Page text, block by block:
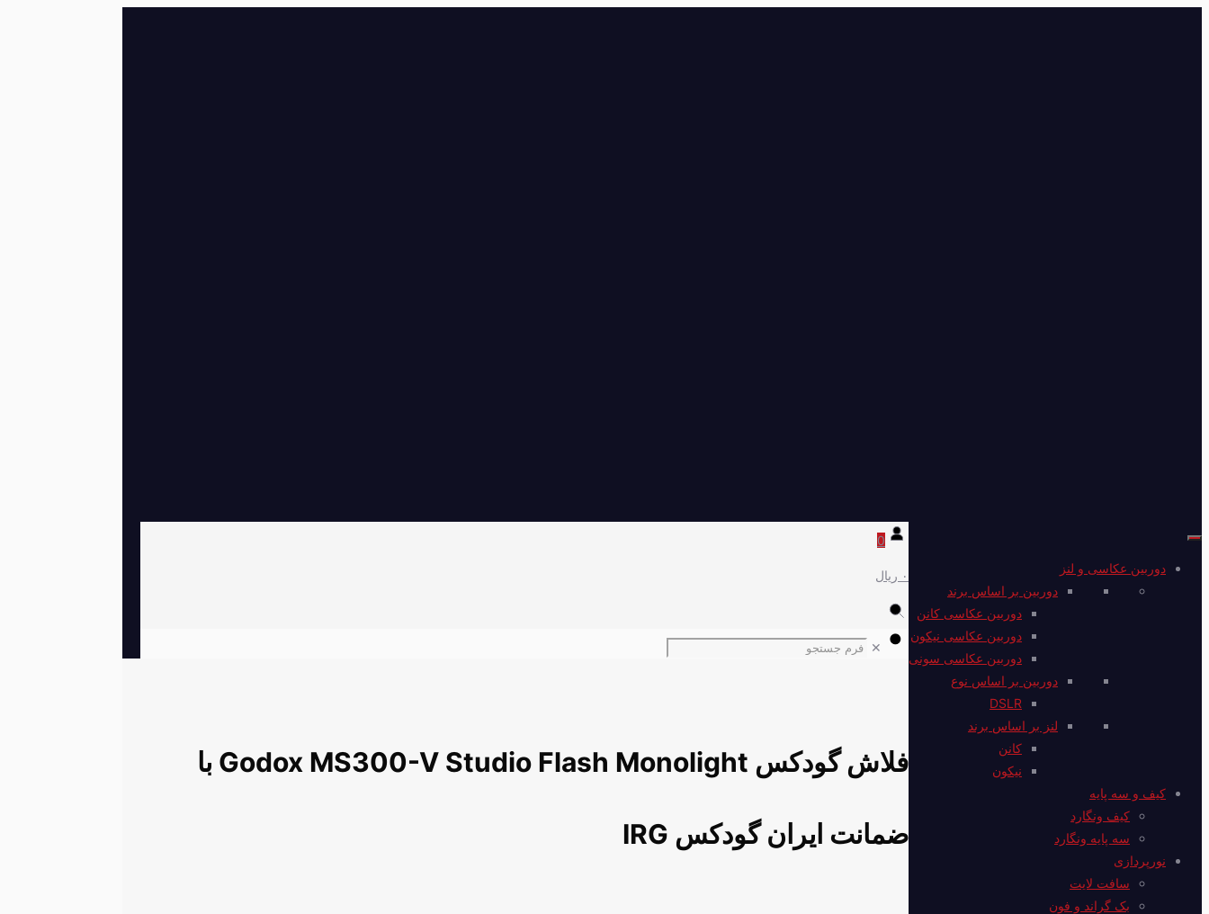
دوربین عکاسی و لنز
دوربین بر اساس برند
دوربین عکاسی کانن
دوربین عکاسی نیکون
دوربین عکاسی سونی
دوربین بر اساس نوع
DSLR
لنز بر اساس برند
کانن
نیکون
کیف و سه پایه
کیف ونگارد
سه پایه ونگارد
نورپردازی
سافت لایت
بک گراند و فون
0
۰ ریال
✕
فلاش گودکس Godox MS300-V Studio Flash Monolight با
ضمانت ایران گودکس IRG